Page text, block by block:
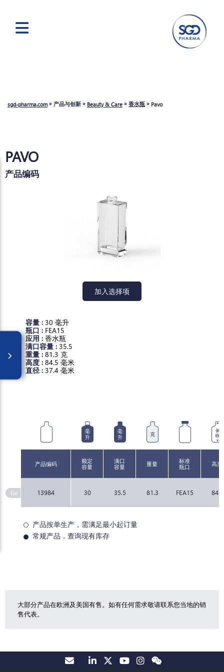
sgd-pharma.com» 产品与创新 » Beauty & Care » 香水瓶 » Pavo
PAVO
产品编码
加入选择项
容量 : 30 毫升
瓶口 : FEA15
应用 : 香水瓶
满口容量 : 35.5
重量 : 81.3 克
高度 : 84.5 毫米
直径 : 37.4 毫米
毫
升
毫
升
克 毫米
产品编码
额定
容量
满口
容量
重量
标准
瓶口
高度
13984 30 35.5 81.3 FEA15 84.5
产品按单生产，需满足最小起订量
常规产品，查询现有库存
大部分产品在欧洲及美国有售。如有任何需求敬请联系您当地的销
售代表。